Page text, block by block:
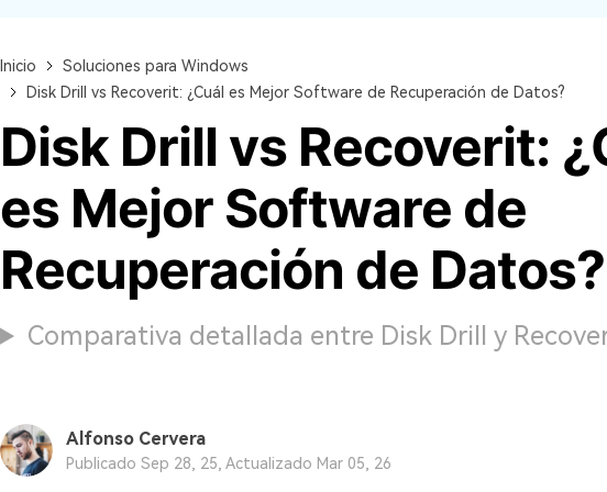
Inicio
Soluciones para Windows
Disk Drill vs Recoverit: ¿Cuál es Mejor Software de Recuperación de Datos?
Disk Drill vs Recoverit:
es Mejor Software de
Recuperación de Datos?
Comparativa detallada entre Disk Drill y
Alfonso Cervera
Publicado Sep 28, 25, Actualizado Mar 05, 26